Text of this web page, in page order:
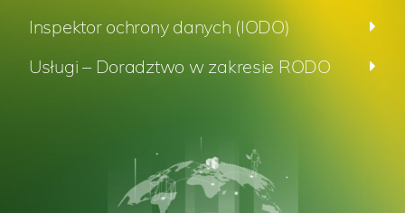
Inspektor ochrony danych (IODO)
Usługi – Doradztwo w zakresie RODO